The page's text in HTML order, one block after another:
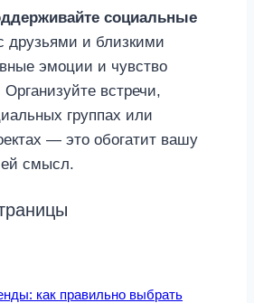
социальные
друзьями и близкими
эмоции и чувство
встречи,
группах или
— это обогатит вашу
смысл.
как правильно выбрать